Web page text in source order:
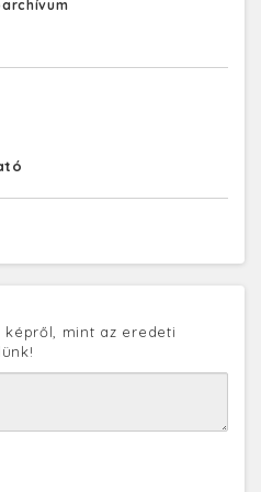
mint az eredeti